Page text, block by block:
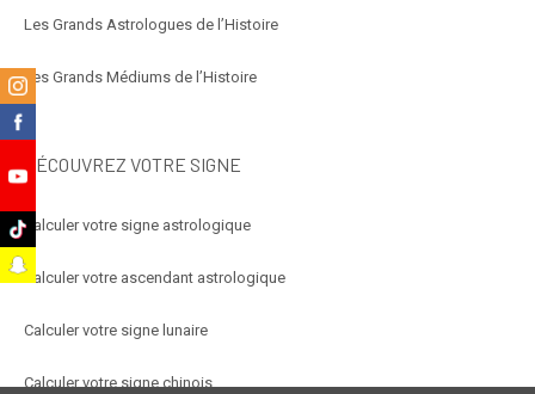
Les Grands Astrologues de l’Histoire
Les Grands Médiums de l’Histoire
DÉCOUVREZ VOTRE SIGNE
Calculer votre signe astrologique
Calculer votre ascendant astrologique
Calculer votre signe lunaire
Calculer votre signe chinois